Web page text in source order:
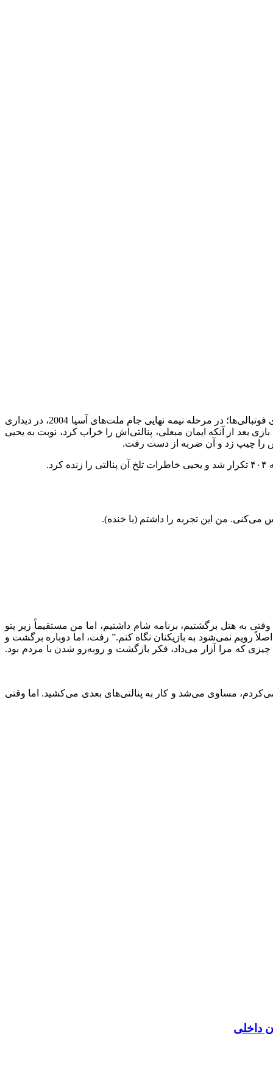
به گزارش “ورزش سه”، پنالتی معروف یحیی گل‌محمدی در فوتبال ایران بعد از گذشت سال‌ها نه برای خودش فراموش‌شدنی است نه برای فوتبالی‌ها؛ در مرحله نیمه نهایی جام ملت‌های آسیا 2004، در دیداری
به ضربات پنالتی کشیده شود. در آن بازی بعد از آنکه ایمان مبعلی، پنالتی‌اش را خراب کرد، نوبت به یحیی
را چیپ زد و آن ضربه از دست رفت.
من این تجربه را داشتم (با خنده).
هتل برگشتیم، برنامه شام داشتیم، اما من مستقیماً زیر پتو
رویم نمی‌شود به بازیکنان نگاه کنم.” رفت، اما دوباره برگشت و
که مرا آزار می‌داد، فکر بازگشت و روبه‌رو شدن با مردم بود.
مساوی می‌شد و کار به پنالتی‌های بعدی می‌کشید. اما وقتی
داخلی